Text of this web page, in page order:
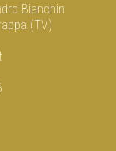
Bianchin
(TV)